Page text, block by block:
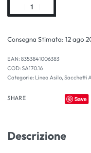
Consegna Stimata: 12 ago
EAN: 8353841006383
SA170.16
Categorie: Linea Asilo, Sacchetti
SHARE Save
Descrizione